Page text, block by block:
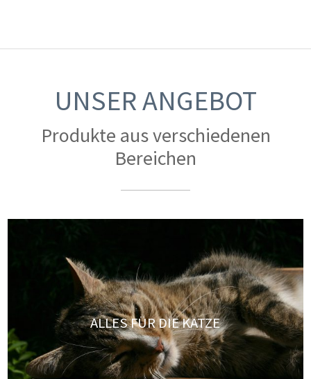
UNSER ANGEBOT
Produkte aus verschiedenen
Bereichen
ALLES FÜR DIE KATZE